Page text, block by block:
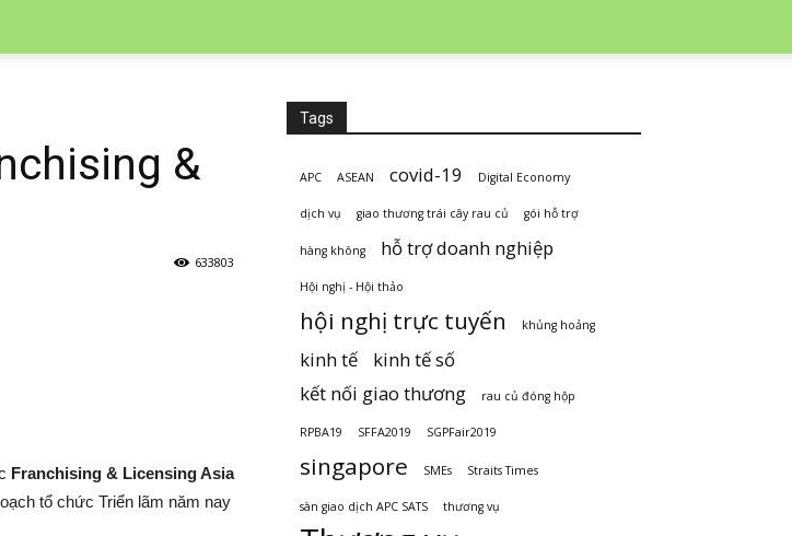
&
633803
Franchising & Licensing Asia
tổ chức Triển lãm năm nay
Tags
APC ASEAN covid-19 Digital Economy
dịch vụ giao thương trái cây rau củ gói hỗ trợ
hàng không hỗ trợ doanh nghiệp
Hội nghị - Hội thảo
hội nghị trực tuyến khủng hoảng
kinh tế
kinh tế số
kết nối giao thương
rau củ đóng hộp
RPBA19 SFFA2019 SGPFair2019
singapore SMEs Straits Times
sàn giao dịch APC SATS thương vụ